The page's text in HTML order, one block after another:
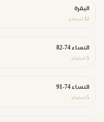
البقرة
12 استماع
النساء 74-82
5 استماع
النساء 74-91
5 استماع